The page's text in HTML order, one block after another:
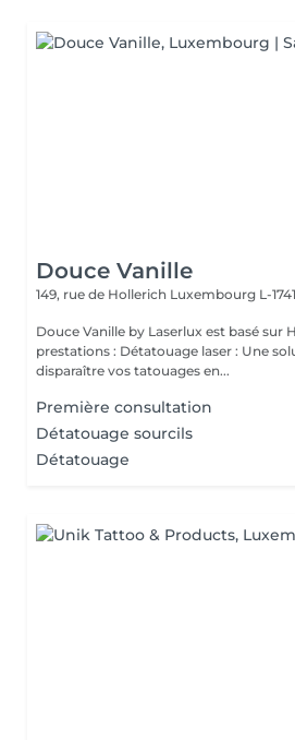
Douce Vanille
149, rue de Hollerich Luxembourg L-1741
Douce Vanille by Laserlux est basé sur
prestations : Détatouage laser : Une solution efficace pour faire
disparaître vos tatouages en...
Première consultation
Détatouage sourcils
Détatouage